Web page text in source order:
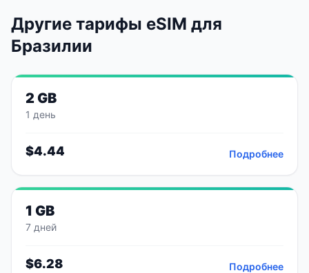
Другие тарифы eSIM для
Бразилии
2 GB
1 день
$4.44 Подробнее
1 GB
7 дней
$6.28 Подробнее